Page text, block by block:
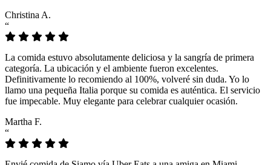
Christina A.
“
La comida estuvo absolutamente deliciosa y la sangría de primera
categoría. La ubicación y el ambiente fueron excelentes.
Definitivamente lo recomiendo al 100%, volveré sin duda. Yo lo
llamo una pequeña Italia porque su comida es auténtica. El servicio
fue impecable. Muy elegante para celebrar cualquier ocasión.
Martha F.
“